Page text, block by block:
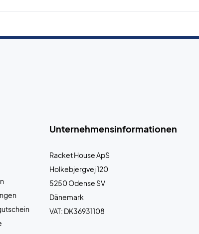
Unternehmensinformationen
Racket House ApS
Holkebjergvej 120
5250 Odense SV
Dänemark
VAT: DK36931108